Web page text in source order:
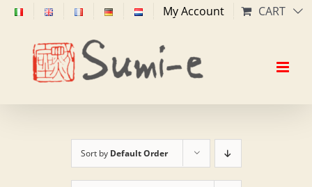
Skip
content
My Account CART
Sort by Default Order